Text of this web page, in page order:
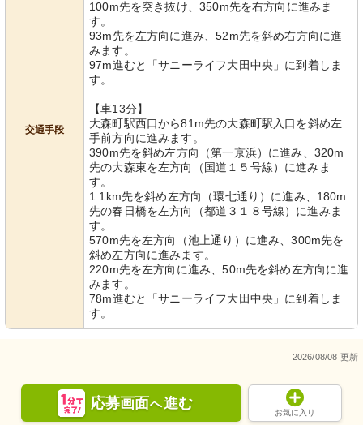
交通手段
100m先を突き抜け、350m先を右方向に進みま
す。
93m先を左方向に進み、52m先を斜め右方向に進
みます。
97m進むと「サニーライフ大田中央」に到着しま
す。
【車13分】
大森町駅西口から81m先の大森町駅入口を斜め左
手前方向に進みます。
390m先を斜め左方向（第一京浜）に進み、320m
先の大森東を左方向（国道１５号線）に進みま
す。
1.1km先を斜め左方向（環七通り）に進み、180m
先の春日橋を左方向（都道３１８号線）に進みま
す。
570m先を左方向（池上通り）に進み、300m先を
斜め左方向に進みます。
220m先を左方向に進み、50m先を斜め左方向に進
みます。
78m進むと「サニーライフ大田中央」に到着しま
す。
2026/08/08 更新
応募画面へ進む
お気に入り